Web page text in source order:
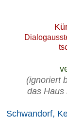
(ignoriert
das Haus
Schwandorf,